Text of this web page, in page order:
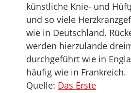
künstliche Knie- und
und so viele
wie in Deutschland.
werden hierzulande
durchgeführt wie in
häufig wie in Frankreich.
Quelle: Das Erste